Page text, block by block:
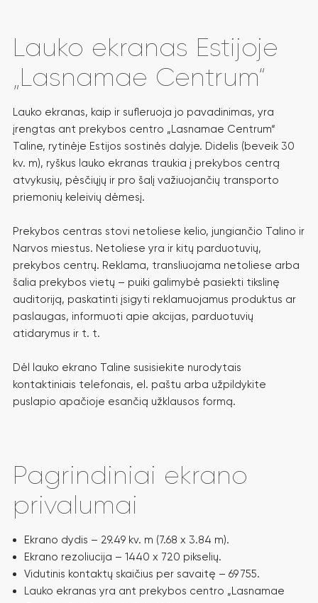
Lauko ekranas Estijoje
„Lasnamae Centrum“
Lauko ekranas, kaip ir sufleruoja jo pavadinimas, yra
įrengtas ant prekybos centro „Lasnamae Centrum“
Taline, rytinėje Estijos sostinės dalyje. Didelis (beveik 30
kv. m), ryškus lauko ekranas traukia į prekybos centrą
atvykusių, pėsčiųjų ir pro šalį važiuojančių transporto
priemonių keleivių dėmesį.
Prekybos centras stovi netoliese kelio, jungiančio Talino ir
Narvos miestus. Netoliese yra ir kitų parduotuvių,
prekybos centrų. Reklama, transliuojama netoliese arba
šalia prekybos vietų – puiki galimybė pasiekti tikslinę
auditoriją, paskatinti įsigyti reklamuojamus produktus ar
paslaugas, informuoti apie akcijas, parduotuvių
atidarymus ir t. t.
Dėl lauko ekrano Taline susisiekite nurodytais
kontaktiniais telefonais, el. paštu arba užpildykite
puslapio apačioje esančią užklausos formą.
Pagrindiniai ekrano
privalumai
Ekrano dydis – 29.49 kv. m (7.68 x 3.84 m).
Ekrano rezoliucija – 1440 x 720 pikselių.
Vidutinis kontaktų skaičius per savaitę – 69 755.
Lauko ekranas yra ant prekybos centro „Lasnamae